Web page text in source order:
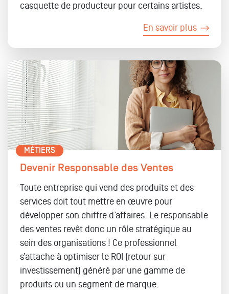
casquette de producteur pour certains artistes.
En savoir plus
MÉTIERS
Devenir Responsable des Ventes
Toute entreprise qui vend des produits et des
services doit tout mettre en œuvre pour
développer son chiffre d’affaires. Le responsable
des ventes revêt donc un rôle stratégique au
sein des organisations ! Ce professionnel
s’attache à optimiser le ROI (retour sur
investissement) généré par une gamme de
produits ou un segment de marque.